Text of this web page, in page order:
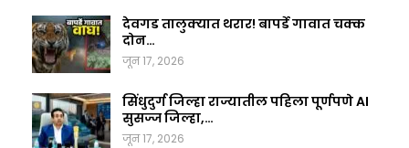
देवगड तालुक्यात थरार! बापर्डे गावात चक्क
दोन…
जून 17, 2026
सिंधुदुर्ग जिल्हा राज्यातील पहिला पूर्णपणे AI
सुसज्ज जिल्हा,…
जून 17, 2026